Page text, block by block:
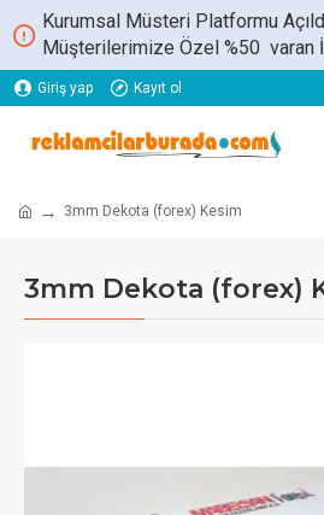
Kurumsal Müsteri Platformu
Müşterilerimize Özel %50 varan
Giriş yap Kayıt ol
3mm Dekota (forex) Kesim
3mm Dekota (forex)